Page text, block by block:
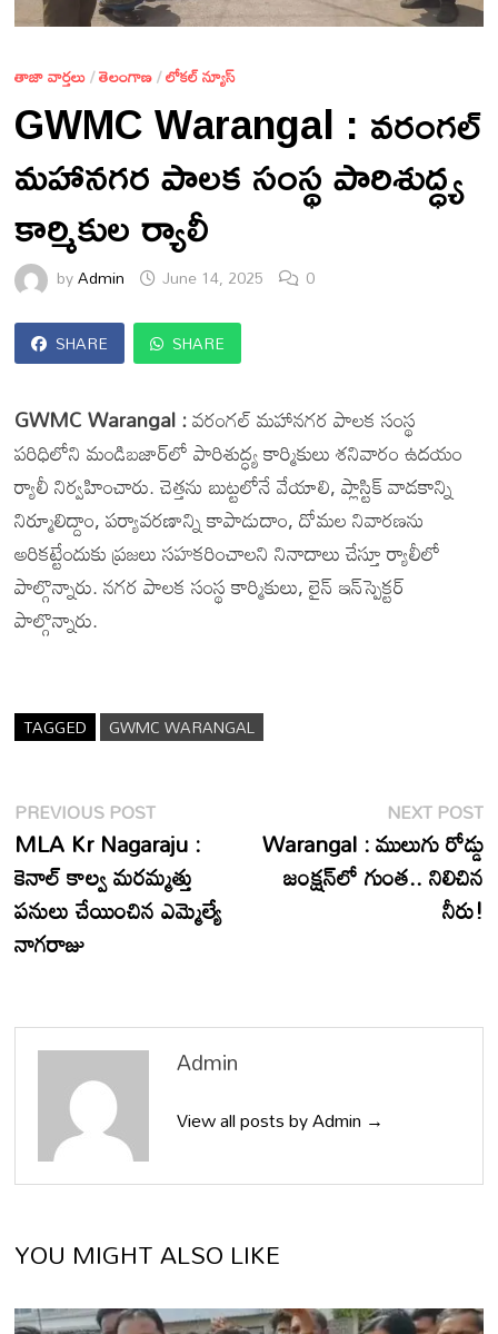
తాజా వార్తలు/తెలంగాణ/లోకల్ న్యూస్
GWMC Warangal : వరంగల్
మహానగర పాలక సంస్థ పారిశుద్ధ్య
కార్మికుల ర్యాలీ
byAdmin June 14, 2025 0
SHARE SHARE
GWMC Warangal :వరంగల్ మహానగర పాలక సంస్థ
పరిధిలోని మండిబజార్‌లో పారిశుద్ధ్య కార్మికులు శనివారం ఉదయం
ర్యాలీ నిర్వహించారు. చెత్తను బుట్టలోనే వేయాలి, ప్లాస్టిక్ వాడకాన్ని
నిర్మూలిద్దాం, పర్యావరణాన్ని కాపాడుదాం, దోమల నివారణను
అరికట్టేందుకు ప్రజలు సహకరించాలని నినాదాలు చేస్తూ ర్యాలీలో
పాల్గొన్నారు. నగర పాలక సంస్థ కార్మికులు, లైన్ ఇన్‌స్పెక్టర్
పాల్గొన్నారు.
TAGGED GWMC WARANGAL
Post
navigation
PREVIOUS POSTPrevious
post:
MLA Kr Nagaraju :
కెనాల్ కాల్వ మరమ్మత్తు
పనులు చేయించిన ఎమ్మెల్యే
నాగరాజు
NEXT POST
Warangal : ములుగు రోడ్డు
జంక్షన్‌లో గుంత.. నిలిచిన
నీరు!
Admin
View all posts by Admin →
YOU MIGHT ALSO LIKE